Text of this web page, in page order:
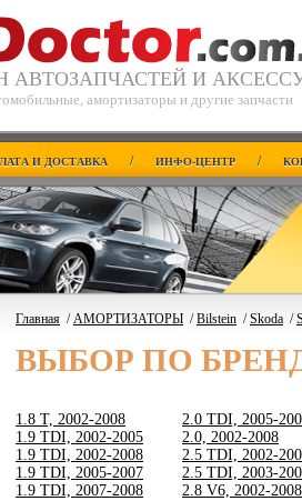
АВТОЗАПЧАСТЕЙ И
амортизаторы и другие запчасти
И ДОСТАВКА / ИНФО-ЦЕНТР /
Главная /АМОРТИЗАТОРЫ /Bilstein /Skoda /
ВЫБОР ПО
1.8 T, 2002-2008
1.9 TDI, 2002-2005
1.9 TDI, 2002-2008
1.9 TDI, 2005-2007
1.9 TDI, 2007-2008
2.0 TDI, 2005-
2.0, 2002-2008
2.5 TDI, 2002-
2.5 TDI, 2003-
2.8 V6, 2002-2008